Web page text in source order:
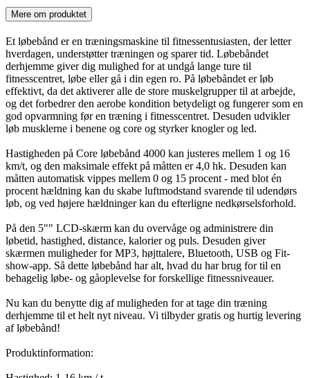
Mere om produktet
Et løbebånd er en træningsmaskine til fitnessentusiasten, der letter
hverdagen, understøtter træningen og sparer tid. Løbebåndet
derhjemme giver dig mulighed for at undgå lange ture til
fitnesscentret, løbe eller gå i din egen ro. På løbebåndet er løb
effektivt, da det aktiverer alle de store muskelgrupper til at arbejde,
og det forbedrer den aerobe kondition betydeligt og fungerer som en
god opvarmning før en træning i fitnesscentret. Desuden udvikler
løb musklerne i benene og core og styrker knogler og led.
Hastigheden på Core løbebånd 4000 kan justeres mellem 1 og 16
km/t, og den maksimale effekt på måtten er 4,0 hk. Desuden kan
måtten automatisk vippes mellem 0 og 15 procent - med blot én
procent hældning kan du skabe luftmodstand svarende til udendørs
løb, og ved højere hældninger kan du efterligne nedkørselsforhold.
På den 5"" LCD-skærm kan du overvåge og administrere din
løbetid, hastighed, distance, kalorier og puls. Desuden giver
skærmen muligheder for MP3, højttalere, Bluetooth, USB og Fit-
show-app. Så dette løbebånd har alt, hvad du har brug for til en
behagelig løbe- og gåoplevelse for forskellige fitnessniveauer.
Nu kan du benytte dig af muligheden for at tage din træning
derhjemme til et helt nyt niveau. Vi tilbyder gratis og hurtig levering
af løbebånd!
Produktinformation: